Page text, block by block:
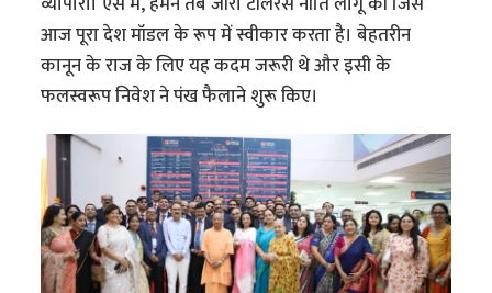
आज पूरा देश मॉडल के रूप में स्वीकार करता है। बेहतरीन
कानून के राज के लिए यह कदम जरूरी थे और इसी के
फलस्वरूप निवेश ने पंख फैलाने शुरू किए।